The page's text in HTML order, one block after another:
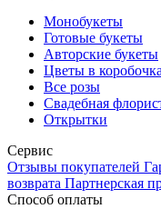
Монобукеты
Готовые букеты
Авторские букеты
Цветы в
Все розы
Свадебная
Открытки
Сервис
Отзывы покупателей
возврата Партнерская
Способ оплаты